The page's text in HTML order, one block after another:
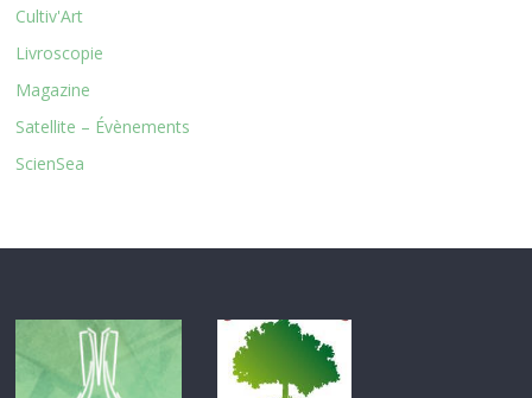
Cultiv'Art
Livroscopie
Magazine
Satellite – Évènements
ScienSea